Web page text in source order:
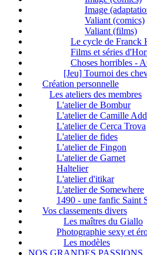
Image
Valiant (comics)
Valiant (films)
Le cycle de Franck
Films et séries
Choses horribles -
[Jeu] Tournoi des
Création personnelle
Les ateliers des membres
L'atelier de Bombur
L'atelier de Camille
L'atelier de Cerca Trova
L'atelier de fides
L'atelier de Fingon
L'atelier de Garnet
Haltelier
L'atelier d'itikar
L'atelier de Somewhere
1490 - une fanfic Saint
Vos classements divers
Les maîtres du Giallo
Photographie sexy et
Les modèles
NOS GRANDES PASSIONS